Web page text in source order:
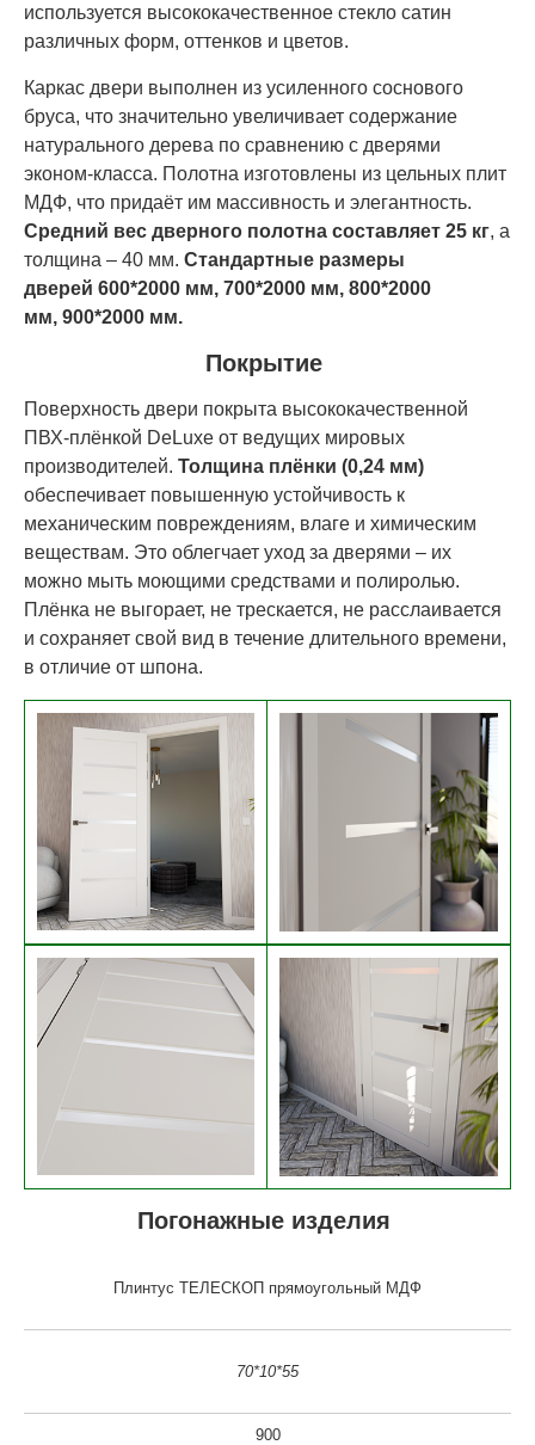
используется высококачественное стекло сатин
различных форм, оттенков и цветов.
Каркас двери выполнен из усиленного соснового
бруса, что значительно увеличивает содержание
натурального дерева по сравнению с дверями
эконом-класса. Полотна изготовлены из цельных плит
МДФ, что придаёт им массивность и элегантность.
Средний вес дверного полотна составляет 25 кг, а
толщина – 40 мм. Стандартные размеры
дверей 600*2000 мм, 700*2000 мм, 800*2000
мм, 900*2000 мм.
Покрытие
Поверхность двери покрыта высококачественной
ПВХ-плёнкой DeLuxe от ведущих мировых
производителей. Толщина плёнки (0,24 мм)
обеспечивает повышенную устойчивость к
механическим повреждениям, влаге и химическим
веществам. Это облегчает уход за дверями – их
можно мыть моющими средствами и полиролью.
Плёнка не выгорает, не трескается, не расслаивается
и сохраняет свой вид в течение длительного времени,
в отличие от шпона.
Погонажные изделия
Плинтус ТЕЛЕСКОП прямоугольный МДФ
70*10*55
900